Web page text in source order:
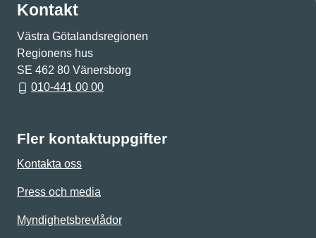
Kontakt
Västra Götalandsregionen
Regionens hus
SE 462 80 Vänersborg
010-441 00 00
Fler kontaktuppgifter
Kontakta oss
Press och media
Myndighetsbrevlådor